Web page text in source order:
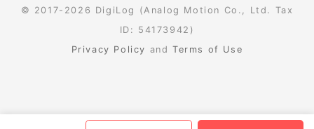
© 2017-2026 DigiLog (Analog Motion Co., Ltd. Tax
ID: 54173942)
Privacy Policy andTerms of Use